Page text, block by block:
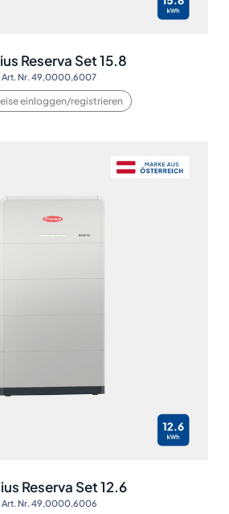
Reserva Set 15.8
Art. Nr. 49,0000,6007
einloggen/registrieren
Reserva Set 12.6
Art. Nr. 49,0000,6006